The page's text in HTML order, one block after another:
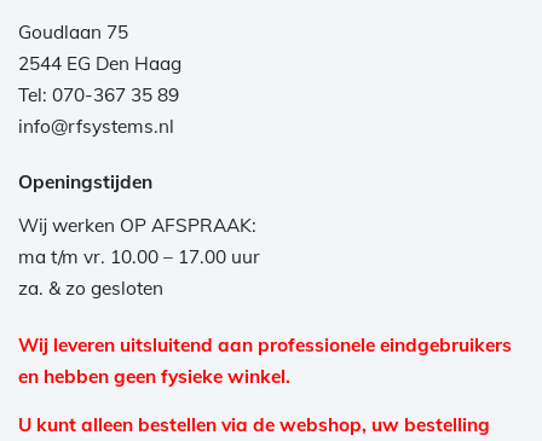
Goudlaan 75
2544 EG Den Haag
Tel: 070-367 35 89
info@rfsystems.nl
Openingstijden
Wij werken OP AFSPRAAK:
ma t/m vr. 10.00 – 17.00 uur
za. & zo gesloten
Wij leveren uitsluitend aan professionele eindgebruikers
en hebben geen fysieke winkel.
U kunt alleen bestellen via de webshop, uw bestelling